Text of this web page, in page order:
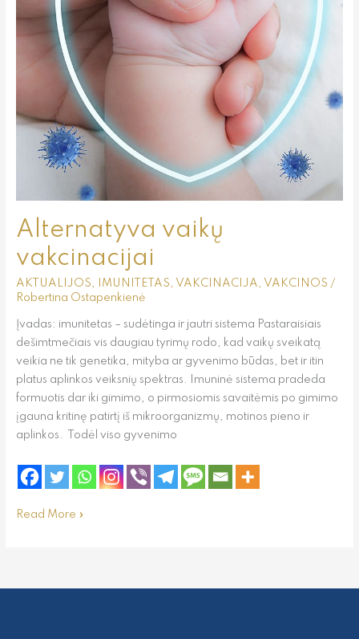
Alternatyva vaikų
vakcinacijai
AKTUALIJOS, IMUNITETAS, VAKCINACIJA, VAKCINOS /
Robertina Ostapenkienė
Įvadas: imunitetas – sudėtinga ir jautri sistema Pastaraisiais
dešimtmečiais vis daugiau tyrimų rodo, kad vaikų sveikatą
veikia ne tik genetika, mityba ar gyvenimo būdas, bet ir itin
platus aplinkos veiksnių spektras. Imuninė sistema pradeda
formuotis dar iki gimimo, o pirmosiomis savaitėmis po gimimo
įgauna kritinę patirtį iš mikroorganizmų, motinos pieno ir
aplinkos. Todėl viso gyvenimo
Read More »